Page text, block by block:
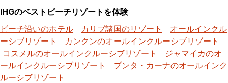
IHGのベストビーチリゾートを体験
ビーチ沿いのホテル
カリブ諸国のリゾート
オールインクル
ーシブリゾート
カンクンのオールインクルーシブリゾート
コスメルのオールインクルーシブリゾート
ジャマイカのオ
ールインクルーシブリゾート
プンタ・カーナのオールインク
ルーシブリゾート